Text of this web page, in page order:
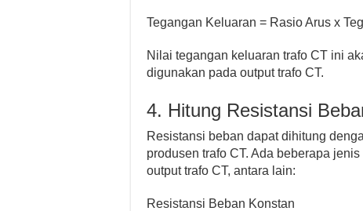
Tegangan Keluaran = Rasio Arus x
Nilai tegangan keluaran trafo CT ini
digunakan pada output trafo CT.
4. Hitung Resistansi
Resistansi beban dapat dihitung
produsen trafo CT. Ada beberapa
output trafo CT, antara lain:
Resistansi Beban Konstan